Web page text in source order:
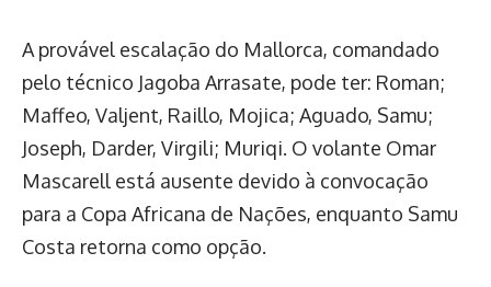
A provável escalação do Mallorca, comandado
pelo técnico Jagoba Arrasate, pode ter: Roman;
Maffeo, Valjent, Raillo, Mojica; Aguado, Samu;
Joseph, Darder, Virgili; Muriqi. O volante Omar
Mascarell está ausente devido à convocação
para a Copa Africana de Nações, enquanto Samu
Costa retorna como opção.